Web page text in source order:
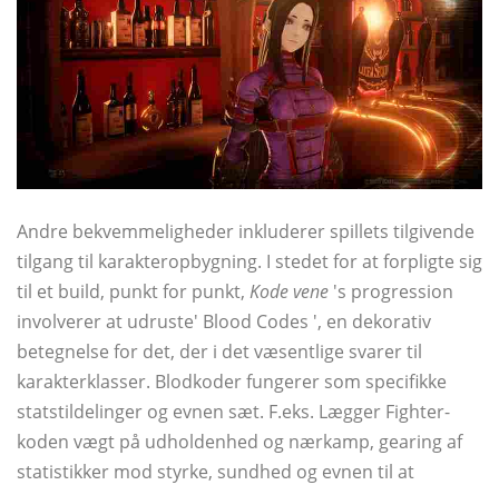
Andre bekvemmeligheder inkluderer spillets tilgivende
tilgang til karakteropbygning. I stedet for at forpligte sig
til et build, punkt for punkt, Kode vene 's progression
involverer at udruste' Blood Codes ', en dekorativ
betegnelse for det, der i det væsentlige svarer til
karakterklasser. Blodkoder fungerer som specifikke
statstildelinger og evnen sæt. F.eks. Lægger Fighter-
koden vægt på udholdenhed og nærkamp, ​​gearing af
statistikker mod styrke, sundhed og evnen til at